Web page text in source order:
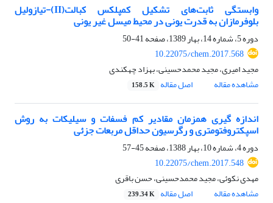
وابستگی ثابت‌های تشکیل کمپلکس کبالت(II)-تیازولیل
بلوفرمازان به قدرت یونی در محیط میسل غیر یونی
دوره 5، شماره 14، بهار 1389، صفحه
41-50
10.22075/chem.2017.568
مجید امیری، مجید محمدحسینی، بهزاد چهکندی
مشاهده مقاله
اصل مقاله 158.5 K
اندازه گیری همزمان مقادیر کم فسفات و سیلیکات به روش
اسپکتروفتومتری و رگرسیون حداقل مربعات جزئی
دوره 4، شماره 10، بهار 1388، صفحه
45-57
10.22075/chem.2017.548
مهدی نکوئی، مجید محمدحسینی، حسن باقری
مشاهده مقاله
اصل مقاله 239.34 K